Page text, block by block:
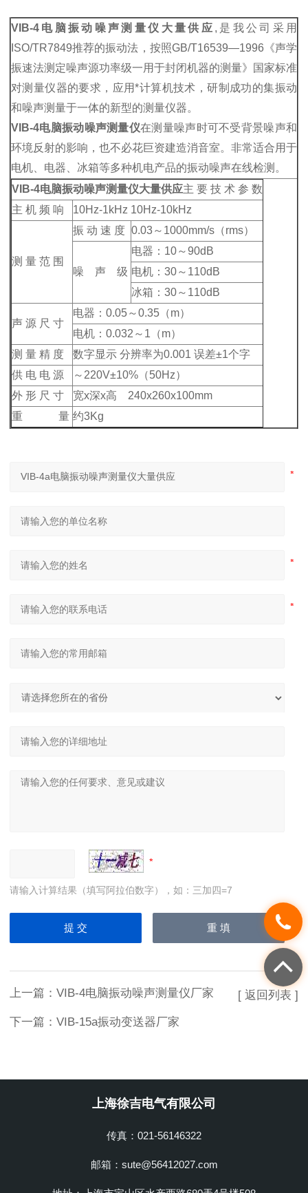
VIB-4电脑振动噪声测量仪大量供应 ,是我公司采用
ISO/TR7849推荐的振动法，按照GB/T16539—1996《声学
振速法测定噪声源功率级一用于封闭机器的测量》国家标准
对测量仪器的要求，应用*计算机技术，研制成功的集振动
和噪声测量于一体的新型的测量仪器。
VIB-4电脑振动噪声测量仪在测量噪声时可不受背景噪声和
环境反射的影响，也不必花巨资建造消音室。非常适合用于
电机、电器、冰箱等多种机电产品的振动噪声在线检测。
VIB-4电脑振动噪声测量仪大量供应主 要 技 术 参 数
主 机 频 响
10Hz-1kHz 10Hz-10kHz
测 量 范 围
振 动 速 度 0.03～1000mm/s（rms）
噪 声 级
电器：10～90dB
电机：30～110dB
冰箱：30～110dB
声 源 尺 寸
电器：0.05～0.35（m）
电机：0.032～1（m）
测 量 精 度
数字显示 分辨率为0.001 误差±1个字
供 电 电 源
～220V±10%（50Hz）
外 形 尺 寸
宽x深x高 240x260x100mm
重 量 约3Kg
请输入计算结果（填写阿拉伯数字），如：三加四=7
上一篇： VIB-4电脑振动噪声测量仪厂家
下一篇： VIB-15a振动变送器厂家
[ 返回列表 ]
上海徐吉电气有限公司
传真：021-56146322
邮箱：sute@56412027.com